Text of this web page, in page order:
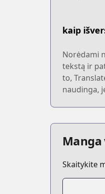
kaip
Norėdami
tekstą ir
to,
naudinga,
Skaitykite